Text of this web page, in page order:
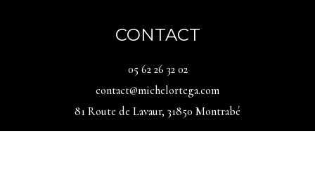
CONTACT
05 62 26 32 02
contact@michelortega.com
81 Route de Lavaur, 31850 Montrabé